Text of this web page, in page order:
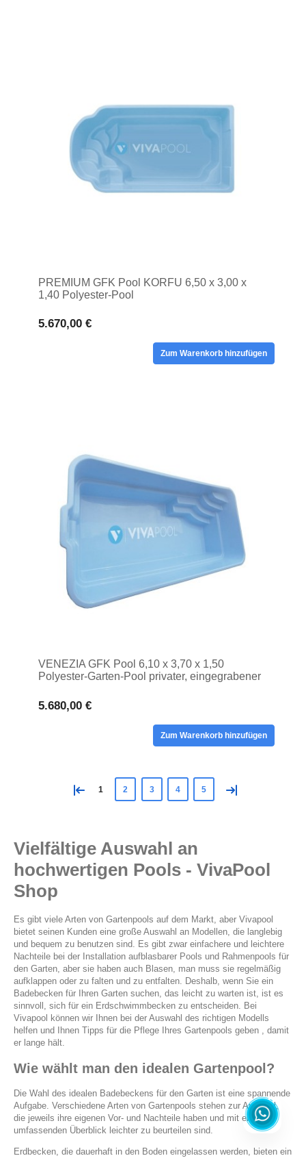
PREMIUM GFK Pool KORFU 6,50 x 3,00 x
1,40 Polyester-Pool
5.670,00 €
Zum Warenkorb hinzufügen
VENEZIA GFK Pool 6,10 x 3,70 x 1,50
Polyester-Garten-Pool privater, eingegrabener
5.680,00 €
Zum Warenkorb hinzufügen
« 1 2 3 4 5 »
Vielfältige Auswahl an
hochwertigen Pools - VivaPool
Shop
Es gibt viele Arten von Gartenpools auf dem Markt, aber Vivapool
bietet seinen Kunden eine große Auswahl an Modellen, die langlebig
und bequem zu benutzen sind. Es gibt zwar einfachere und leichtere
Nachteile bei der Installation aufblasbarer Pools und Rahmenpools für
den Garten, aber sie haben auch Blasen, man muss sie regelmäßig
aufklappen oder zu falten und zu entfalten. Deshalb, wenn Sie ein
Badebecken für Ihren Garten suchen, das leicht zu warten ist, ist es
sinnvoll, sich für ein Erdschwimmbecken zu entscheiden. Bei
Vivapool können wir Ihnen bei der Auswahl des richtigen Modells
helfen und Ihnen Tipps für die Pflege Ihres Gartenpools geben , damit
er lange hält.
Wie wählt man den idealen Gartenpool?
Die Wahl des idealen Badebeckens für den Garten ist eine spannende
Aufgabe. Verschiedene Arten von Gartenpools stehen zur Auswahl,
die jeweils ihre eigenen Vor- und Nachteile haben und mit einem
umfassenden Überblick leichter zu beurteilen sind.
Erdbecken, die dauerhaft in den Boden eingelassen werden, bieten ein